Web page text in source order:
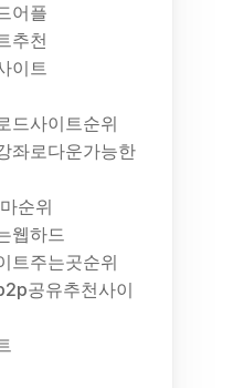
어플
추천
이트
드사이트순위
좌로다운가능한
순위
웹하드
트주는곳순위
공유추천사이